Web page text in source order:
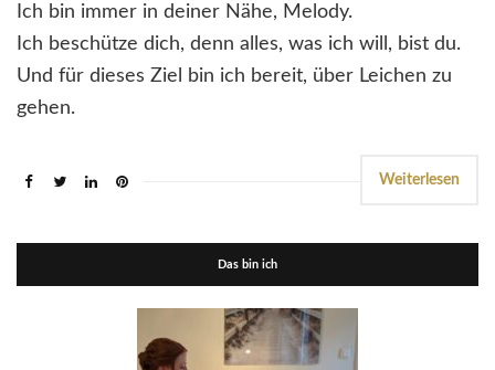
Ich bin immer in deiner Nähe, Melody.
Ich beschütze dich, denn alles, was ich will, bist du.
Und für dieses Ziel bin ich bereit, über Leichen zu
gehen.
Weiterlesen
Das bin ich